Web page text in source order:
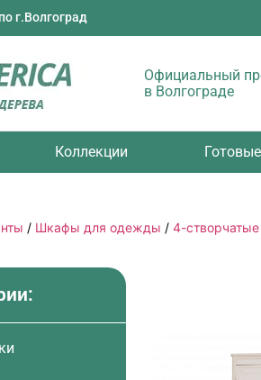
г.Волгоград
Официальный
в Волгограде
Коллекции
/ Шкафы для одежды / 4-створчатые